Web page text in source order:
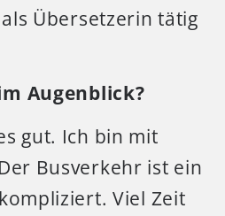
Übersetzerin tätig
Augenblick?
gut. Ich bin mit
Busverkehr ist ein
Viel Zeit